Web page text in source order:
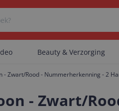
zijn geen categorieën
Beauty & Verzorging
- Zwart/Rood - Nummerherkenning - 2
- Zwart/